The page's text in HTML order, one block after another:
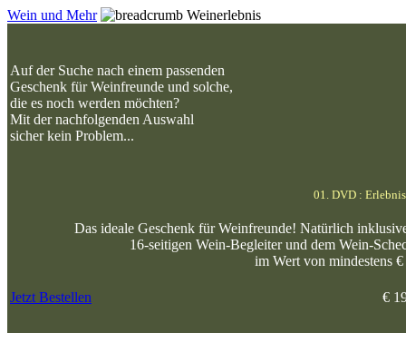
Wein und Mehr Weinerlebnis
Auf der Suche nach einem passenden
Geschenk für Weinfreunde und solche,
die es noch werden möchten?
Mit der nachfolgenden Auswahl
sicher kein Problem...
01. DVD :
Das ideale Geschenk für Weinfreunde! Natürlich
16-seitigen Wein-Begleiter und dem Wein-
im Wert von mindestens
Jetzt Bestellen €